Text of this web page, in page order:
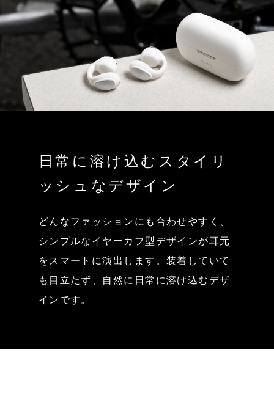
日常に溶け込むスタイリ
ッシュなデザイン
どんなファッションにも合わせやすく、
シンプルなイヤーカフ型デザインが耳元
をスマートに演出します。装着していて
も目立たず、自然に日常に溶け込むデザ
インです。